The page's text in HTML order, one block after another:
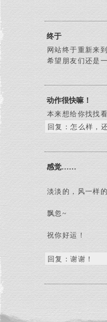
终于
网站终于重新来
希望朋友们还是
动作很快嘛！
本来想给你找找
回复：怎么样，
感觉……
淡淡的，风一样
飘忽~
祝你好运！
回复：谢谢！